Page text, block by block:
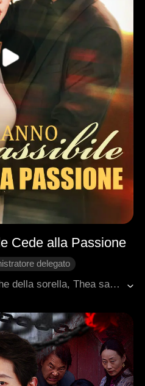
Cede alla Passione
delegato
Per pagare le cure mediche della sorella, Thea sacrifica la sua verginità a caro prezzo, vendendosi a uno sconosciuto di nome Jeff. Un anno dopo, durante una riunione con gli amici del suo spasimante Gavin, incontra nuovamente Jeff. Lui la riconobbe e la affrontò in un luogo isolato. In preda al panico, Thea fuggì nella stanza privata, ma Gavin la trascinò ad affrontare nuovamente Jeff. Gavin le disse che solo Jeff aveva la medicina che poteva salvare sua sorella. Ingoiando il suo orgoglio, la donna lo pregò umilmente di darle la medicina, ma Jeff era implacabile, deciso a riaccendere la passione di quella notte indimenticabile....